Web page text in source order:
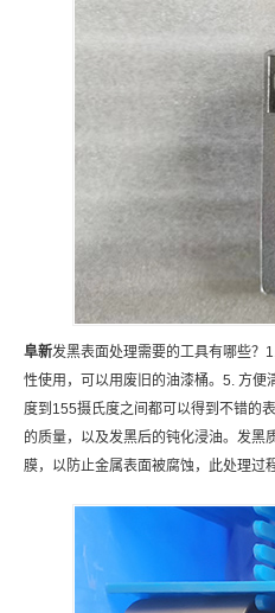
阜新发黑表面处理需要的工具有哪些？
性使用，可以用废旧的油漆桶。5. 方
度到155摄氏度之间都可以得到不错的
的质量，以及发黑后的钝化浸油。发黑
膜，以防止金属表面被腐蚀，此处理过程